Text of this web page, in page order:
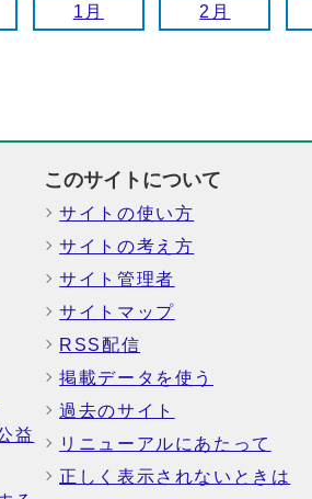
1月 2月
益
このサイトについて
サイトの使い方
サイトの考え方
サイト管理者
サイトマップ
RSS配信
掲載データを使う
過去のサイト
リニューアルにあたって
正しく表示されないときは